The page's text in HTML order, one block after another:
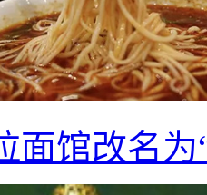
面馆改名